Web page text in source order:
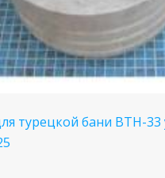
турецкой бани BTH-33